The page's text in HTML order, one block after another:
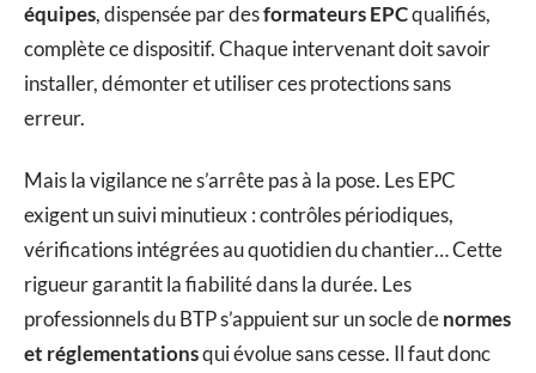
équipes, dispensée par desformateurs EPCqualifiés,
complète ce dispositif. Chaque intervenant doit savoir
installer, démonter et utiliser ces protections sans
erreur.
Mais la vigilance ne s’arrête pas à la pose. Les EPC
exigent un suivi minutieux : contrôles périodiques,
vérifications intégrées au quotidien du chantier… Cette
rigueur garantit la fiabilité dans la durée. Les
professionnels du BTP s’appuient sur un socle denormes
et réglementationsqui évolue sans cesse. Il faut donc